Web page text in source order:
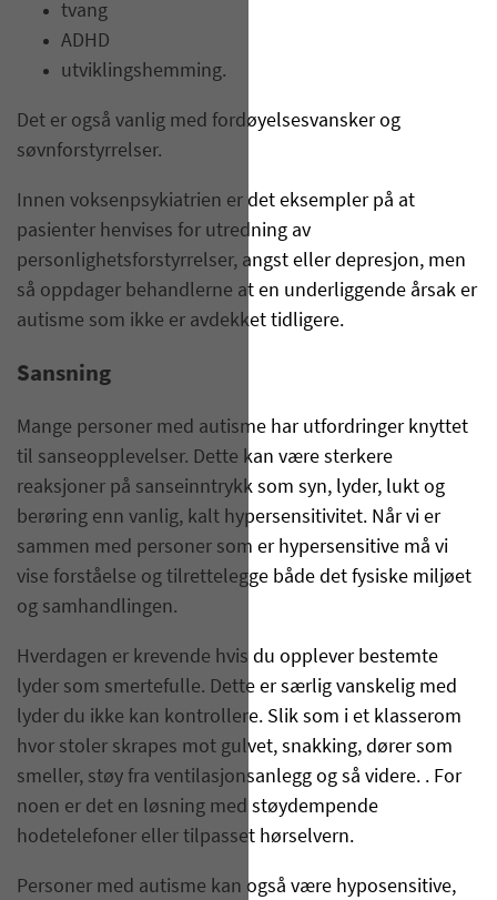
tvang
ADHD
utviklingshemming.
Det er også vanlig med fordøyelsesvansker og
søvnforstyrrelser.
Innen voksenpsykiatrien er det eksempler på at
pasienter henvises for utredning av
personlighetsforstyrrelser, angst eller depresjon, men
så oppdager behandlerne at en underliggende årsak er
autisme som ikke er avdekket tidligere.
Sansning
Mange personer med autisme har utfordringer knyttet
til sanseopplevelser. Dette kan være sterkere
reaksjoner på sanseinntrykk som syn, lyder, lukt og
berøring enn vanlig, kalt hypersensitivitet. Når vi er
sammen med personer som er hypersensitive må vi
vise forståelse og tilrettelegge både det fysiske miljøet
og samhandlingen.
Hverdagen er krevende hvis du opplever bestemte
lyder som smertefulle. Dette er særlig vanskelig med
lyder du ikke kan kontrollere. Slik som i et klasserom
hvor stoler skrapes mot gulvet, snakking, dører som
smeller, støy fra ventilasjonsanlegg og så videre. . For
noen er det en løsning med støydempende
hodetelefoner eller tilpasset hørselvern.
Personer med autisme kan også være hyposensitive,